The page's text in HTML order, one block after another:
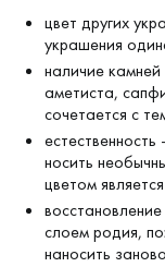
цвет других
украшения
наличие
аметиста,
сочетается с
носить
цветом
слоем родия,
наносить